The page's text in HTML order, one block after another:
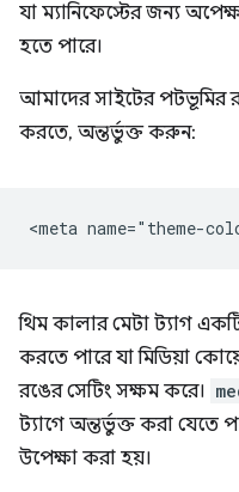
যা ম্যানিফেস্টের জন্য
হতে পারে।
আমাদের সাইটের পটভূমির
করতে, অন্তর্ভুক্ত করুন:
থিম কালার মেটা ট্যাগ
করতে পারে যা মিডিয়া
রঙের সেটিং সক্ষম করে।
ট্যাগে অন্তর্ভুক্ত করা যেতে
উপেক্ষা করা হয়।